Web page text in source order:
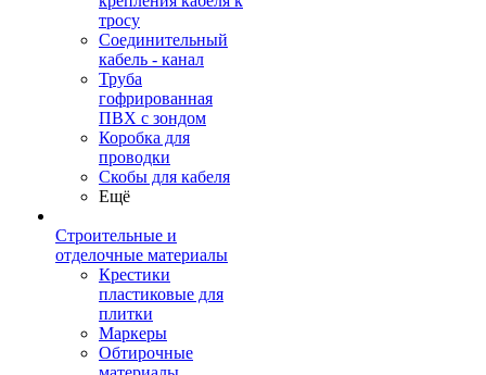
тросу
Соединительный
кабель - канал
Труба
гофрированная
ПВХ с зондом
Коробка для
проводки
Скобы для кабеля
Ещё
Строительные и
отделочные материалы
Крестики
пластиковые для
плитки
Маркеры
Обтирочные